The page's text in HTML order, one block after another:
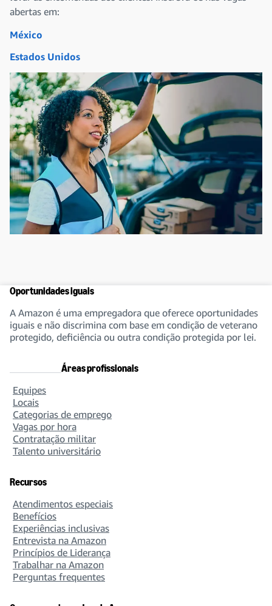
abertas em:
México
Estados Unidos
Oportunidades iguais
A Amazon é uma empregadora que oferece oportunidades
iguais e não discrimina com base em condição de veterano
protegido, deficiência ou outra condição protegida por lei.
Áreas profissionais
Equipes
Locais
Categorias de emprego
Vagas por hora
Contratação militar
Talento universitário
Recursos
Atendimentos especiais
Benefícios
Experiências inclusivas
Entrevista na Amazon
Princípios de Liderança
Trabalhar na Amazon
Perguntas frequentes